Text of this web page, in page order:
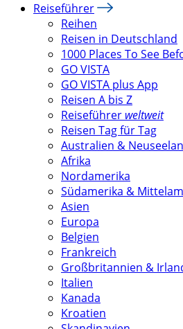
Reiseführer
Reihen
Reisen in Deutschland
1000 Places To See
GO VISTA
GO VISTA plus App
Reisen A bis Z
Reiseführer weltweit
Reisen Tag für Tag
Australien &
Afrika
Nordamerika
Südamerika &
Asien
Europa
Belgien
Frankreich
Großbritannien &
Italien
Kanada
Kroatien